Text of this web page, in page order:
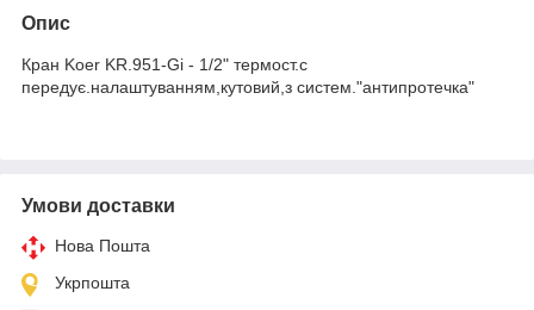
Опис
Кран Koer KR.951-Gi - 1/2" термост.с
передує.налаштуванням,кутовий,з систем."антипротечка"
Умови доставки
Нова Пошта
Укрпошта